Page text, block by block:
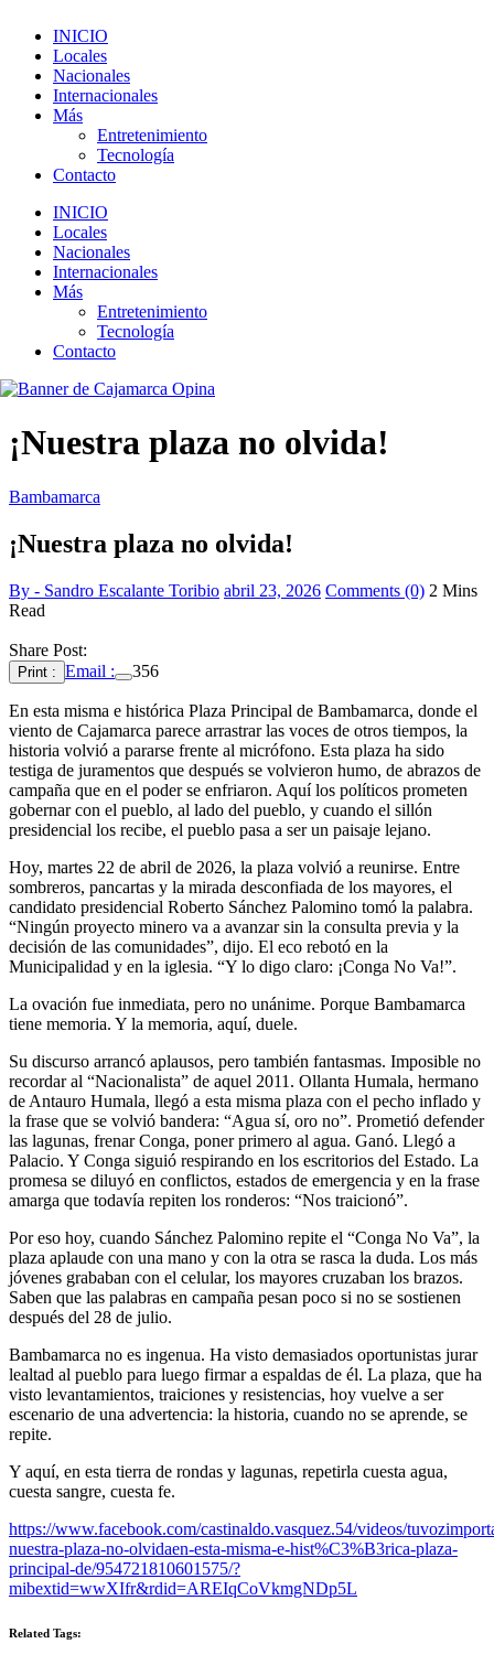
INICIO
Locales
Nacionales
Internacionales
Más
Entretenimiento
Tecnología
Contacto
INICIO
Locales
Nacionales
Internacionales
Más
Entretenimiento
Tecnología
Contacto
¡Nuestra plaza no olvida!
Bambamarca
¡Nuestra plaza no olvida!
By - Sandro Escalante Toribio abril 23, 2026 Comments (0) 2 Mins
Read
Share Post:
Print : Email : 356
En esta misma e histórica Plaza Principal de Bambamarca, donde el
viento de Cajamarca parece arrastrar las voces de otros tiempos, la
historia volvió a pararse frente al micrófono. Esta plaza ha sido
testiga de juramentos que después se volvieron humo, de abrazos de
campaña que en el poder se enfriaron. Aquí los políticos prometen
gobernar con el pueblo, al lado del pueblo, y cuando el sillón
presidencial los recibe, el pueblo pasa a ser un paisaje lejano.
Hoy, martes 22 de abril de 2026, la plaza volvió a reunirse. Entre
sombreros, pancartas y la mirada desconfiada de los mayores, el
candidato presidencial Roberto Sánchez Palomino tomó la palabra.
“Ningún proyecto minero va a avanzar sin la consulta previa y la
decisión de las comunidades”, dijo. El eco rebotó en la
Municipalidad y en la iglesia. “Y lo digo claro: ¡Conga No Va!”.
La ovación fue inmediata, pero no unánime. Porque Bambamarca
tiene memoria. Y la memoria, aquí, duele.
Su discurso arrancó aplausos, pero también fantasmas. Imposible no
recordar al “Nacionalista” de aquel 2011. Ollanta Humala, hermano
de Antauro Humala, llegó a esta misma plaza con el pecho inflado y
la frase que se volvió bandera: “Agua sí, oro no”. Prometió defender
las lagunas, frenar Conga, poner primero al agua. Ganó. Llegó a
Palacio. Y Conga siguió respirando en los escritorios del Estado. La
promesa se diluyó en conflictos, estados de emergencia y en la frase
amarga que todavía repiten los ronderos: “Nos traicionó”.
Por eso hoy, cuando Sánchez Palomino repite el “Conga No Va”, la
plaza aplaude con una mano y con la otra se rasca la duda. Los más
jóvenes grababan con el celular, los mayores cruzaban los brazos.
Saben que las palabras en campaña pesan poco si no se sostienen
después del 28 de julio.
Bambamarca no es ingenua. Ha visto demasiados oportunistas jurar
lealtad al pueblo para luego firmar a espaldas de él. La plaza, que ha
visto levantamientos, traiciones y resistencias, hoy vuelve a ser
escenario de una advertencia: la historia, cuando no se aprende, se
repite.
Y aquí, en esta tierra de rondas y lagunas, repetirla cuesta agua,
cuesta sangre, cuesta fe.
https://www.facebook.com/castinaldo.vasquez.54/videos/
nuestra-plaza-no-olvidaen-esta-misma-e-hist%C3%B3rica-plaza-
principal-de/954721810601575/?
mibextid=wwXIfr&rdid=AREIqCoVkmgNDp5L
Related Tags: